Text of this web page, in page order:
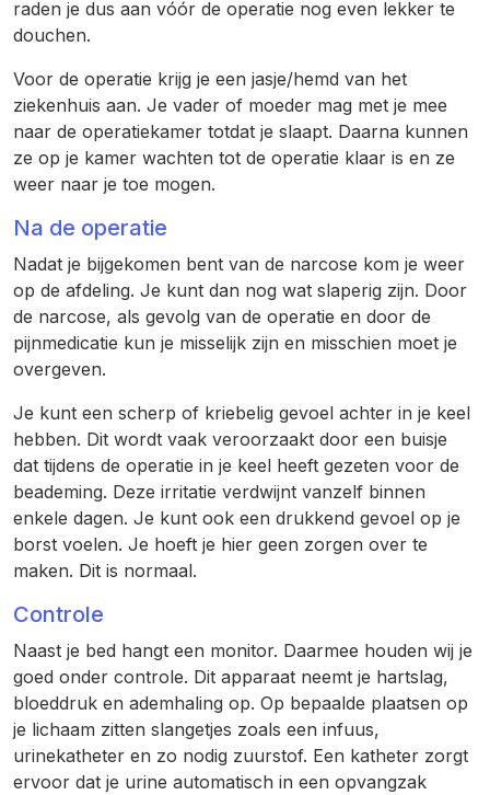
raden je dus aan vóór de operatie nog even lekker te
douchen.
Voor de operatie krijg je een jasje/hemd van het
ziekenhuis aan. Je vader of moeder mag met je mee
naar de operatiekamer totdat je slaapt. Daarna kunnen
ze op je kamer wachten tot de operatie klaar is en ze
weer naar je toe mogen.
Na de operatie
Nadat je bijgekomen bent van de narcose kom je weer
op de afdeling. Je kunt dan nog wat slaperig zijn. Door
de narcose, als gevolg van de operatie en door de
pijnmedicatie kun je misselijk zijn en misschien moet je
overgeven.
Je kunt een scherp of kriebelig gevoel achter in je keel
hebben. Dit wordt vaak veroorzaakt door een buisje
dat tijdens de operatie in je keel heeft gezeten voor de
beademing. Deze irritatie verdwijnt vanzelf binnen
enkele dagen. Je kunt ook een drukkend gevoel op je
borst voelen. Je hoeft je hier geen zorgen over te
maken. Dit is normaal.
Controle
Naast je bed hangt een monitor. Daarmee houden wij je
goed onder controle. Dit apparaat neemt je hartslag,
bloeddruk en ademhaling op. Op bepaalde plaatsen op
je lichaam zitten slangetjes zoals een infuus,
urinekatheter en zo nodig zuurstof. Een katheter zorgt
ervoor dat je urine automatisch in een opvangzak